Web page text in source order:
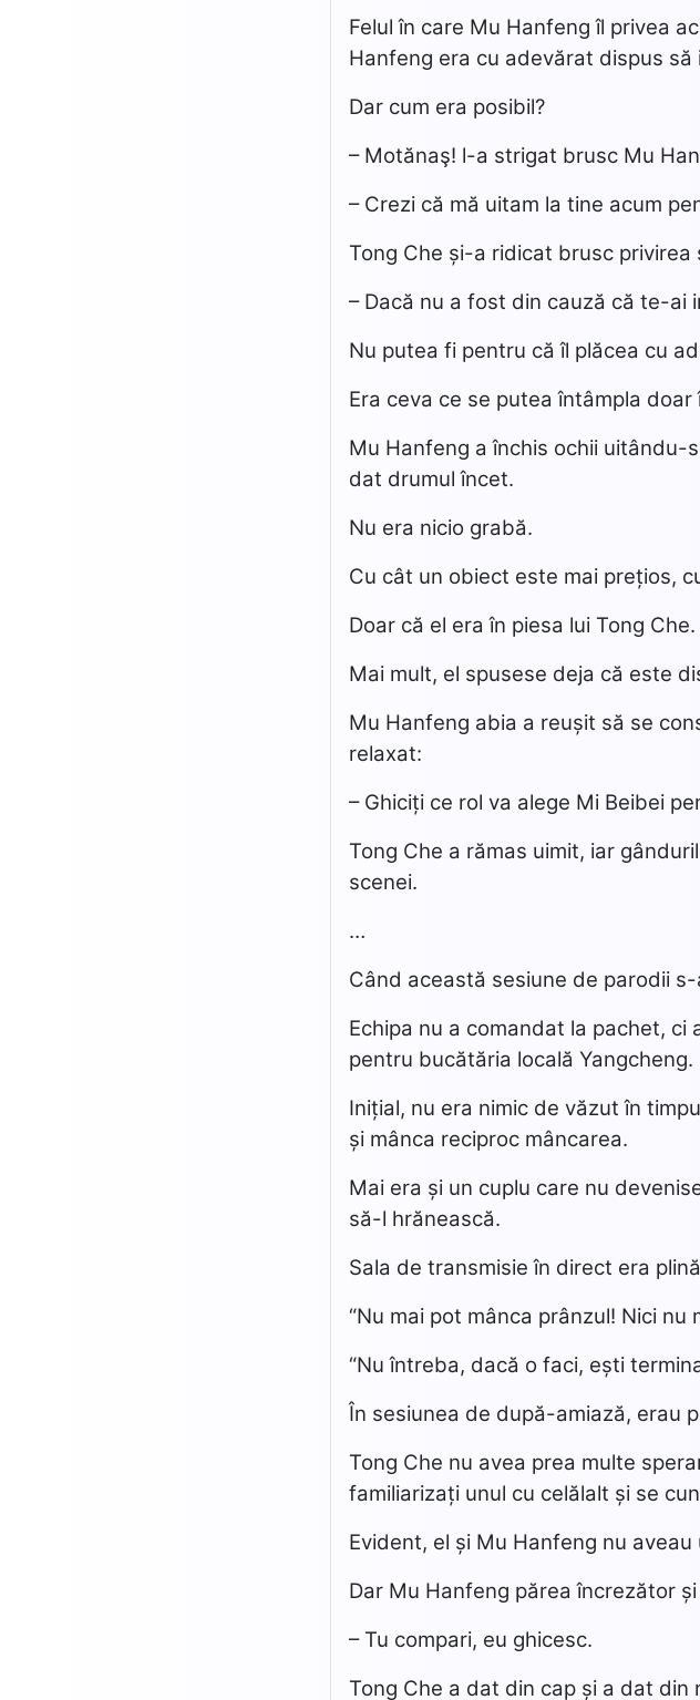
Felul în care Mu Hanfeng îl privea
Hanfeng era cu adevărat dispus să
Dar cum era posibil?
– Motănaş! l-a strigat brusc Mu
– Crezi că mă uitam la tine acum
Tong Che și-a ridicat brusc
– Dacă nu a fost din cauză că te-
Nu putea fi pentru că îl plăcea cu
Era ceva ce se putea întâmpla doar
Mu Hanfeng a închis ochii
dat drumul încet.
Nu era nicio grabă.
Cu cât un obiect este mai prețios,
Doar că el era în piesa lui Tong Che.
Mai mult, el spusese deja că este
Mu Hanfeng abia a reușit să se
relaxat:
– Ghiciți ce rol va alege Mi Beibei
Tong Che a rămas uimit, iar
scenei.
…
Când această sesiune de parodii
Echipa nu a comandat la pachet,
pentru bucătăria locală Yangcheng.
Inițial, nu era nimic de văzut în
și mânca reciproc mâncarea.
Mai era și un cuplu care nu
să-l hrănească.
Sala de transmisie în direct era
“Nu mai pot mânca prânzul! Nici nu
“Nu întreba, dacă o faci, ești
În sesiunea de după-amiază, erau
Tong Che nu avea prea multe
familiarizați unul cu celălalt și se
Evident, el și Mu Hanfeng nu
Dar Mu Hanfeng părea încrezător
– Tu compari, eu ghicesc.
Tong Che a dat din cap și a dat din